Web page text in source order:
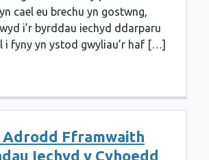
cael eu brechu yn gostwng,
i’r byrddau iechyd ddarparu
i fyny yn ystod gwyliau’r haf […]
Fframwaith
Iechyd y Cyhoedd